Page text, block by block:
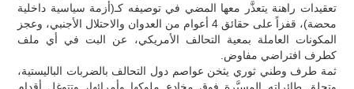
تعقيدات راهنة يتعذَّر معها المضي في توصيفه كـ(أزمة سياسية داخلية
محضة)، قفزاً على حقائق 4 أعوام من العدوان والاحتلال الأجنبي، وعجز
المكونات العاملة بمعية التحالف الأمريكي، عن البت في أي ملف
كطرف افتراضي مفاوض.
ثمة طرف وطني ثوري يثخن عواصم دول التحالف بالضربات الباليستية،